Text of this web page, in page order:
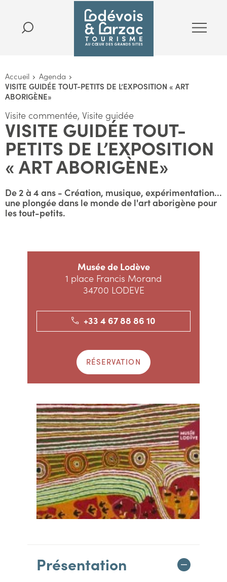
Accueil
Agenda
VISITE GUIDÉE TOUT-PETITS DE L’EXPOSITION « ART
ABORIGÈNE»
Visite commentée, Visite guidée
VISITE GUIDÉE TOUT-
PETITS DE L’EXPOSITION
« ART ABORIGÈNE»
De 2 à 4 ans - Création, musique, expérimentation...
une plongée dans le monde de l'art aborigène pour
les tout-petits.
Musée de Lodève
1 place Francis Morand
34700 LODEVE
+33 4 67 88 86 10
RÉSERVATION
Présentation